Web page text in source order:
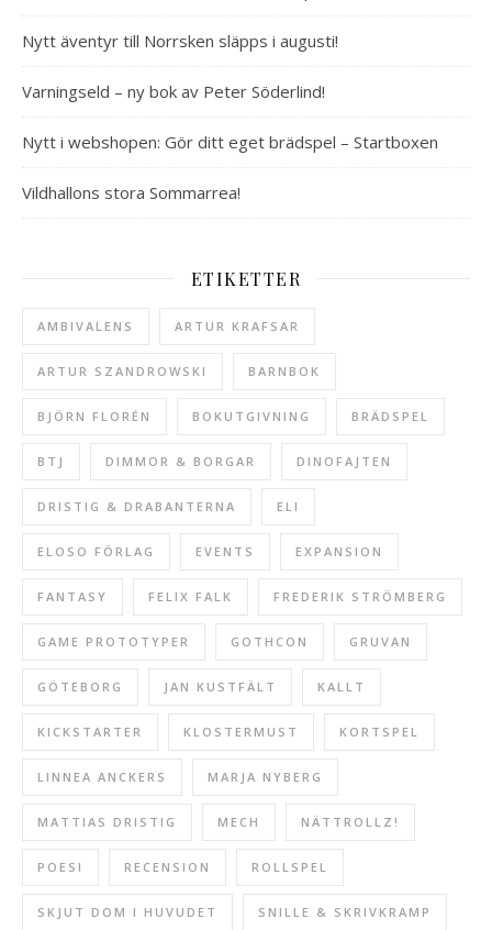
Nytt äventyr till Norrsken släpps i augusti!
Varningseld – ny bok av Peter Söderlind!
Nytt i webshopen: Gör ditt eget brädspel – Startboxen
Vildhallons stora Sommarrea!
ETIKETTER
AMBIVALENS ARTUR KRAFSAR
ARTUR SZANDROWSKI BARNBOK
BJÖRN FLORÉN BOKUTGIVNING BRÄDSPEL
BTJ DIMMOR & BORGAR DINOFAJTEN
DRISTIG & DRABANTERNA ELI
ELOSO FÖRLAG EVENTS EXPANSION
FANTASY FELIX FALK FREDERIK STRÖMBERG
GAME PROTOTYPER GOTHCON GRUVAN
GÖTEBORG JAN KUSTFÄLT KALLT
KICKSTARTER KLOSTERMUST KORTSPEL
LINNEA ANCKERS MARJA NYBERG
MATTIAS DRISTIG MECH NÄTTROLLZ!
POESI RECENSION ROLLSPEL
SKJUT DOM I HUVUDET SNILLE & SKRIVKRAMP